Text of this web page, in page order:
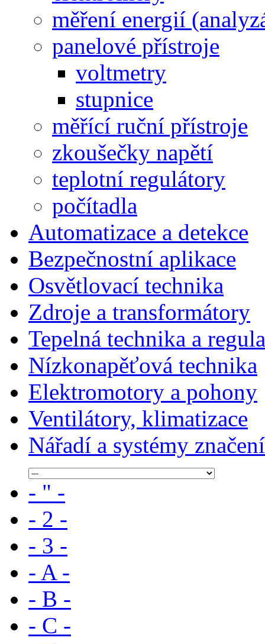
měření energií
panelové přístroje
voltmetry
stupnice
měřící ruční přístroje
zkoušečky napětí
teplotní regulátory
počítadla
Automatizace a detekce
Bezpečnostní aplikace
Osvětlovací technika
Zdroje a transformátory
Tepelná technika a
Nízkonapěťová technika
Elektromotory a pohony
Ventilátory, klimatizace
Nářadí a systémy značení
- " -
- 2 -
- 3 -
- A -
- B -
- C -